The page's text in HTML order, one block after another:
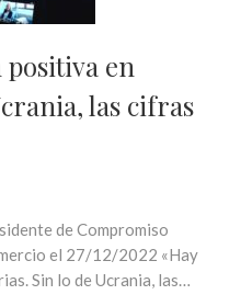
en
las cifras
de Compromiso
el 27/12/2022 «Hay
Sin lo de Ucrania, las…